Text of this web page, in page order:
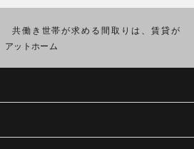
共働き世帯が求める間取りは、賃貸が
アットホーム